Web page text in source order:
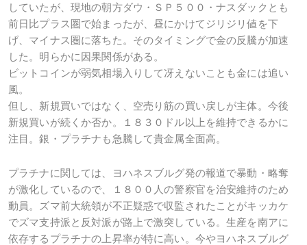
していたが、現地の朝方ダウ・ＳＰ５００・ナスダックとも
前日比プラス圏で始まったが、昼にかけてジリジリ値を下
げ、マイナス圏に落ちた。そのタイミングで金の反騰が加速
した。明らかに因果関係がある。
ビットコインが弱気相場入りして冴えないことも金には追い
風。
但し、新規買いではなく、空売り筋の買い戻しが主体。今後
新規買いが続くか否か。１８３０ドル以上を維持できるかに
注目。銀・プラチナも急騰して貴金属全面高。
プラチナに関しては、ヨハネスブルグ発の報道で暴動・略奪
が激化しているので、１８００人の警察官を治安維持のため
動員。ズマ前大統領が不正疑惑で収監されたことがキッカケ
でズマ支持派と反対派が路上で激突している。生産を南アに
依存するプラチナの上昇率が特に高い。今やヨハネスブルグ